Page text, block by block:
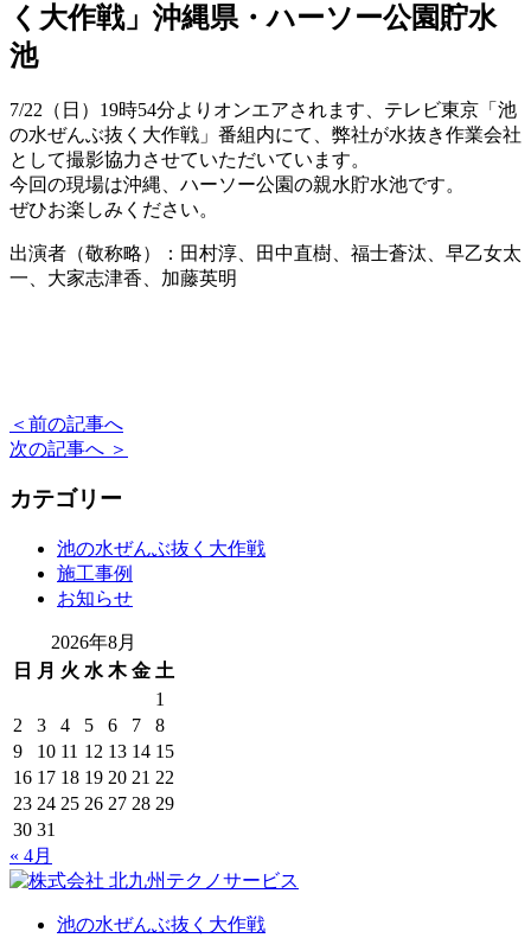
く大作戦」沖縄県・ハーソー公園貯水
池
7/22（日）19時54分よりオンエアされます、テレビ東京「池
の水ぜんぶ抜く大作戦」番組内にて、弊社が水抜き作業会社
として撮影協力させていただいています。
今回の現場は沖縄、ハーソー公園の親水貯水池です。
ぜひお楽しみください。
出演者（敬称略）：田村淳、田中直樹、福士蒼汰、早乙女太
一、大家志津香、加藤英明
＜ 前の記事へ
次の記事へ ＞
カテゴリー
池の水ぜんぶ抜く大作戦
施工事例
お知らせ
2026年8月
日
月 火 水 木 金 土
1
2
3 4 5 6 7
8
9
10 11 12 13 14 15
16 17 18 19 20 21 22
23 24 25 26 27 28 29
30 31
« 4月
池の水ぜんぶ抜く大作戦